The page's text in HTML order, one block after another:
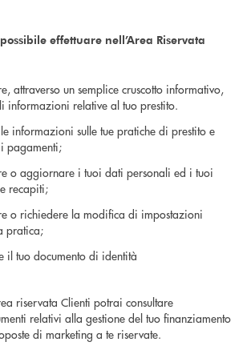
effettuare nell’Area Riservata
attraverso un semplice cruscotto informativo,
informazioni relative al tuo prestito.
informazioni sulle tue pratiche di prestito e
pagamenti;
o aggiornare i tuoi dati personali ed i tuoi
recapiti;
o richiedere la modifica di impostazioni
pratica;
il tuo documento di identità
riservata Clienti potrai consultare
relativi alla gestione del tuo finanziamento
di marketing a te riservate.